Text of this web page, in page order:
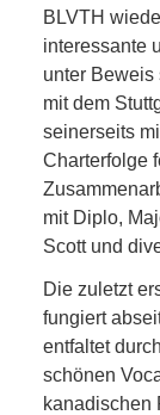
BLVTH
interessante
unter Beweis
mit dem
seinerseits
Charterfolge
mit Diplo,
Scott und
Die zuletzt
fungiert
entfaltet
schönen
kanadischen